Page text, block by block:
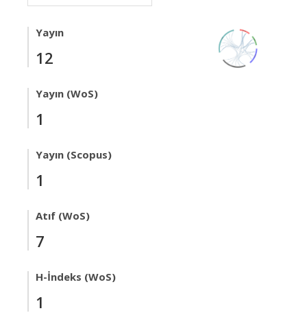
Yayın
12
Yayın (WoS)
1
Yayın (Scopus)
1
Atıf (WoS)
7
H-İndeks (WoS)
1